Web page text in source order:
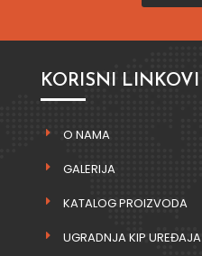
KORISNI LINKOVI
O NAMA
GALERIJA
KATALOG PROIZVODA
UGRADNJA KIP UREĐAJA